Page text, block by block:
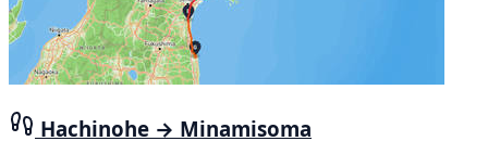
Hachinohe → Minamisoma